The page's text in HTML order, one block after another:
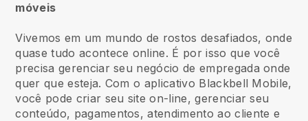
móveis
Vivemos em um mundo de rostos desafiados, onde
quase tudo acontece online. É por isso que você
precisa gerenciar seu negócio de empregada onde
quer que esteja. Com o aplicativo Blackbell Mobile,
você pode criar seu site on-line, gerenciar seu
conteúdo, pagamentos, atendimento ao cliente e